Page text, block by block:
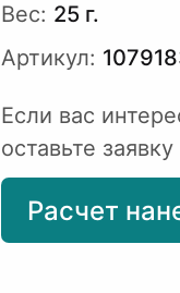
Вес: 25 г.
Артикул:
Если вас
оставьте
Расчет